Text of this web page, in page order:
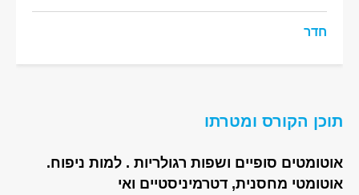
חדר
תוכן הקורס ומטרתו
אוטומטים סופיים ושפות רגולריות . למות ניפוח.
אוטומטי מחסנית, דטרמיניסטיים ואי